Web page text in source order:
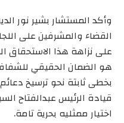
وأكد المستشار بشير نور
القضاء والمشرفين على
على نزاهة هذا الاستحقاق
هو الضمان الحقيقي
بخطى ثابتة نحو ترسيخ
قيادة الرئيس عبدالفتاح
اختيار ممثليه بحرية تامة.